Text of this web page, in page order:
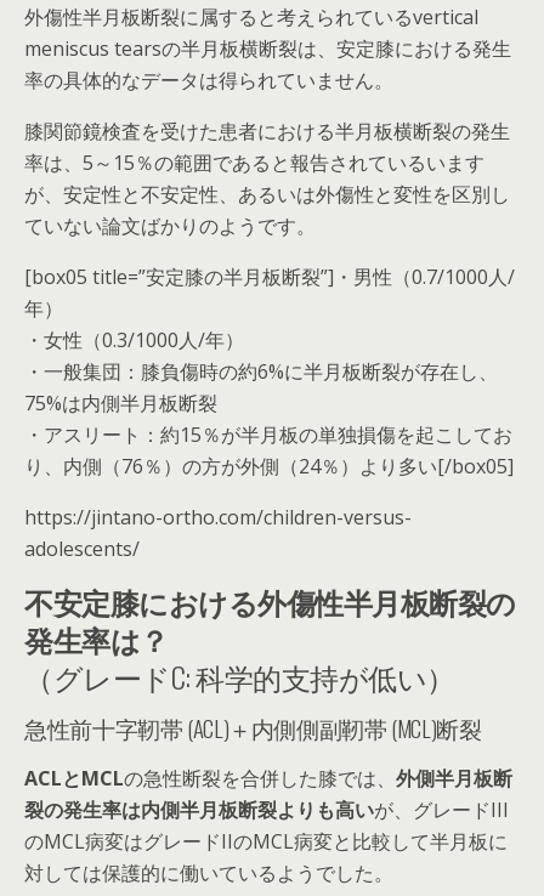
外傷性半月板断裂に属すると考えられているvertical
meniscus tearsの半月板横断裂は、安定膝における発生
率の具体的なデータは得られていません。
膝関節鏡検査を受けた患者における半月板横断裂の発生
率は、5～15％の範囲であると報告されているいます
が、安定性と不安定性、あるいは外傷性と変性を区別し
ていない論文ばかりのようです。
[box05 title=”安定膝の半月板断裂”]・男性（0.7/1000人/
年）
・女性（0.3/1000人/年）
・一般集団：膝負傷時の約6%に半月板断裂が存在し、
75%は内側半月板断裂
・アスリート：約15％が半月板の単独損傷を起こしてお
り、内側（76％）の方が外側（24％）より多い[/box05]
https://jintano-ortho.com/children-versus-
adolescents/
不安定膝における外傷性半月板断裂の
発生率は？
（グレードC: 科学的支持が低い）
急性前十字靭帯 (ACL)＋内側側副靭帯 (MCL)断裂
ACLとMCLの急性断裂を合併した膝では、 外側半月板断
裂の発生率は内側半月板断裂よりも高いが、 グレードIII
のMCL病変はグレードIIのMCL病変と比較して半月板に
対しては保護的に働いているようでした。